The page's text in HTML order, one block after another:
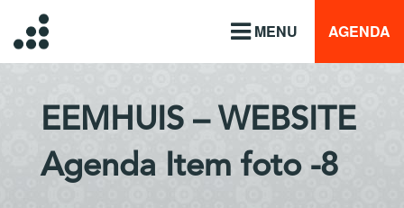
MENU AGENDA
EEMHUIS – WEBSITE
Agenda Item foto -8